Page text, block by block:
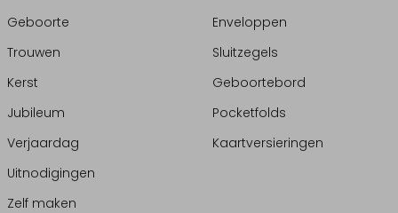
Geboorte
Trouwen
Kerst
Jubileum
Verjaardag
Uitnodigingen
Zelf maken
Enveloppen
Sluitzegels
Geboortebord
Pocketfolds
Kaartversieringen